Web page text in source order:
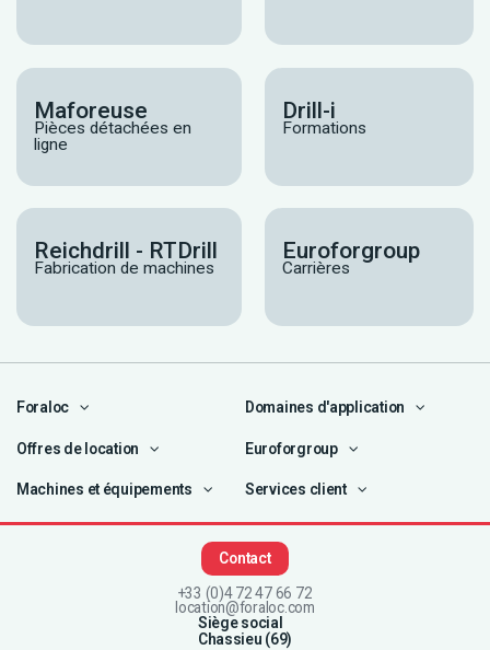
Maforeuse
Pièces détachées en
ligne
Drill-i
Formations
Reichdrill - RTDrill
Fabrication de machines
Euroforgroup
Carrières
Contact
+33 (0)4 72 47 66 72
location@foraloc.com
Siège social
Chassieu (69)
Foraloc Domaines d'application
Offres de location Euroforgroup
Machines et équipements Services client